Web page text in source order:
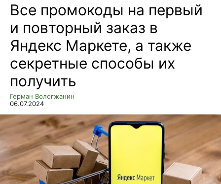
Все промокоды на первый
и повторный заказ в
Яндекс Маркете, а также
секретные способы их
получить
Герман Вологжанин
06.07.2024